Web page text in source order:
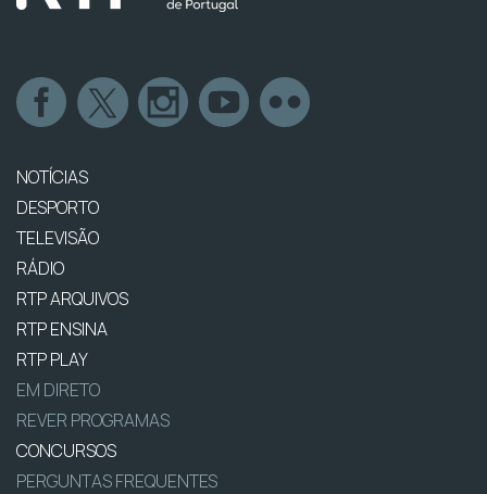
NOTÍCIAS
DESPORTO
TELEVISÃO
RÁDIO
RTP ARQUIVOS
RTP ENSINA
RTP PLAY
EM DIRETO
REVER PROGRAMAS
CONCURSOS
PERGUNTAS FREQUENTES